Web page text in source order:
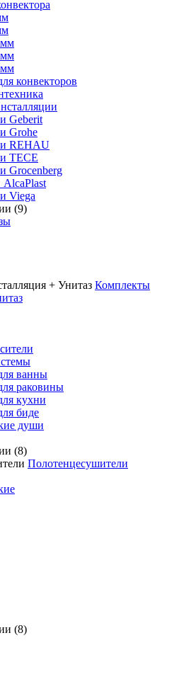
мм
мм
мм
конвекторов
Geberit
Grohe
REHAU
TECE
Grocenberg
Viega
(9)
Комплекты
ванны
раковины
кухни
биде
души
(8)
Полотенцесушители
(8)